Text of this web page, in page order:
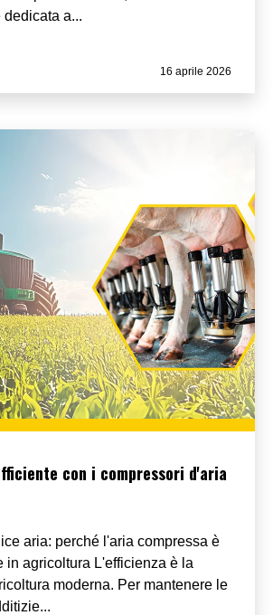
a...
16 aprile 2026
con i compressori d'aria
aria: perché l'aria compressa è
in agricoltura L'efficienza è la
moderna. Per mantenere le